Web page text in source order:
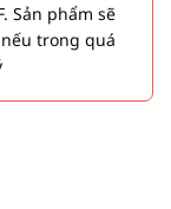
Sản phẩm sẽ
trong quá